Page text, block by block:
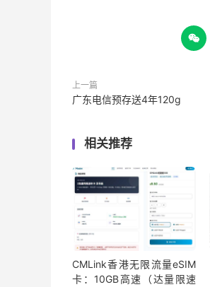

上一篇
广东电信预存送4年120g
相关推荐
CMLink香港无限流量eSIM
卡：10GB高速（达量限速